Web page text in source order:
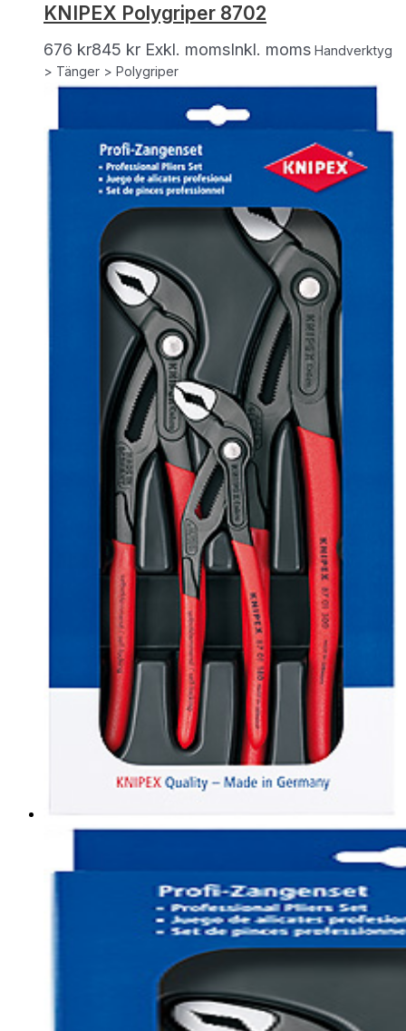
KNIPEX Polygriper 8702
676 kr845 kr Exkl. momsInkl. moms Handverktyg
> Tänger > Polygriper